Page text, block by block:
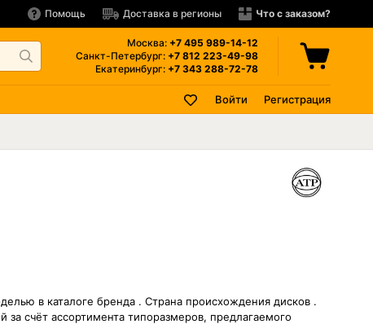
Помощь Доставка в регионы Что с заказом?
Москва: +7 495 989-14-12
Санкт-Петербург: +7 812 223-49-98
Екатеринбург: +7 343 288-72-78
Войти Регистрация
в каталоге бренда . Страна происхождения дисков .
счёт ассортимента типоразмеров, предлагаемого